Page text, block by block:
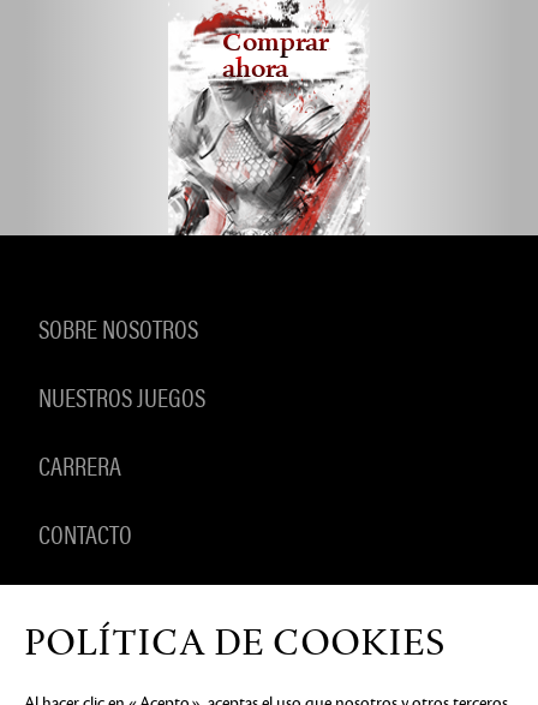
Comprar
ahora
SOBRE NOSOTROS
NUESTROS JUEGOS
CARRERA
CONTACTO
POLÍTICA DE COOKIES